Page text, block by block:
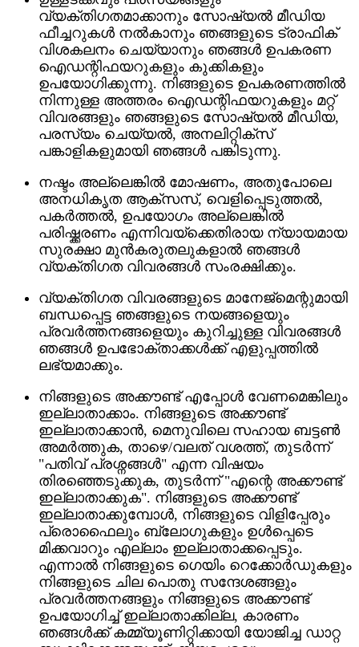
വ്യക്തിഗതമാക്കാനും സോഷ്യൽ മീഡിയ
ഫീച്ചറുകൾ നൽകാനും ഞങ്ങളുടെ ട്രാഫിക്
വിശകലനം ചെയ്യാനും ഞങ്ങൾ ഉപകരണ
ഐഡന്റിഫയറുകളും കുക്കികളും
ഉപയോഗിക്കുന്നു. നിങ്ങളുടെ ഉപകരണത്തിൽ
നിന്നുള്ള അത്തരം ഐഡന്റിഫയറുകളും മറ്റ്
വിവരങ്ങളും ഞങ്ങളുടെ സോഷ്യൽ മീഡിയ,
പരസ്യം ചെയ്യൽ, അനലിറ്റിക്‌സ്
പങ്കാളികളുമായി ഞങ്ങൾ പങ്കിടുന്നു.
നഷ്ടം അല്ലെങ്കിൽ മോഷണം, അതുപോലെ
അനധികൃത ആക്സസ്, വെളിപ്പെടുത്തൽ,
പകർത്തൽ, ഉപയോഗം അല്ലെങ്കിൽ
പരിഷ്ക്കരണം എന്നിവയ്ക്കെതിരായ ന്യായമായ
സുരക്ഷാ മുൻകരുതലുകളാൽ ഞങ്ങൾ
വ്യക്തിഗത വിവരങ്ങൾ സംരക്ഷിക്കും.
വ്യക്തിഗത വിവരങ്ങളുടെ മാനേജ്മെന്റുമായി
ബന്ധപ്പെട്ട ഞങ്ങളുടെ നയങ്ങളെയും
പ്രവർത്തനങ്ങളെയും കുറിച്ചുള്ള വിവരങ്ങൾ
ഞങ്ങൾ ഉപഭോക്താക്കൾക്ക് എളുപ്പത്തിൽ
ലഭ്യമാക്കും.
നിങ്ങളുടെ അക്കൗണ്ട് എപ്പോൾ വേണമെങ്കിലും
ഇല്ലാതാക്കാം. നിങ്ങളുടെ അക്കൗണ്ട്
ഇല്ലാതാക്കാൻ, മെനുവിലെ സഹായ ബട്ടൺ
അമർത്തുക, താഴെ/വലത് വശത്ത്, തുടർന്ന്
"പതിവ് പ്രശ്നങ്ങൾ" എന്ന വിഷയം
തിരഞ്ഞെടുക്കുക, തുടർന്ന് "എന്റെ അക്കൗണ്ട്
ഇല്ലാതാക്കുക". നിങ്ങളുടെ അക്കൗണ്ട്
ഇല്ലാതാക്കുമ്പോൾ, നിങ്ങളുടെ വിളിപ്പേരും
പ്രൊഫൈലും ബ്ലോഗുകളും ഉൾപ്പെടെ
മിക്കവാറും എല്ലാം ഇല്ലാതാക്കപ്പെടും.
എന്നാൽ നിങ്ങളുടെ ഗെയിം റെക്കോർഡുകളും
നിങ്ങളുടെ ചില പൊതു സന്ദേശങ്ങളും
പ്രവർത്തനങ്ങളും നിങ്ങളുടെ അക്കൗണ്ട്
ഉപയോഗിച്ച് ഇല്ലാതാക്കില്ല, കാരണം
ഞങ്ങൾക്ക് കമ്മ്യൂണിറ്റിക്കായി യോജിച്ച ഡാറ്റ